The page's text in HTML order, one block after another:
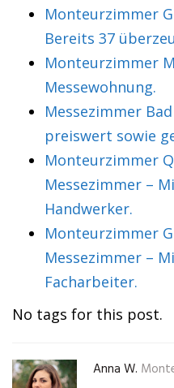
Monteurzimmer
Bereits 37
Monteurzimmer
Messewohnung.
Messezimmer
preiswert sowie
Monteurzimmer
Messezimmer –
Handwerker.
Monteurzimmer
Messezimmer –
Facharbeiter.
No tags for this post.
Anna W.